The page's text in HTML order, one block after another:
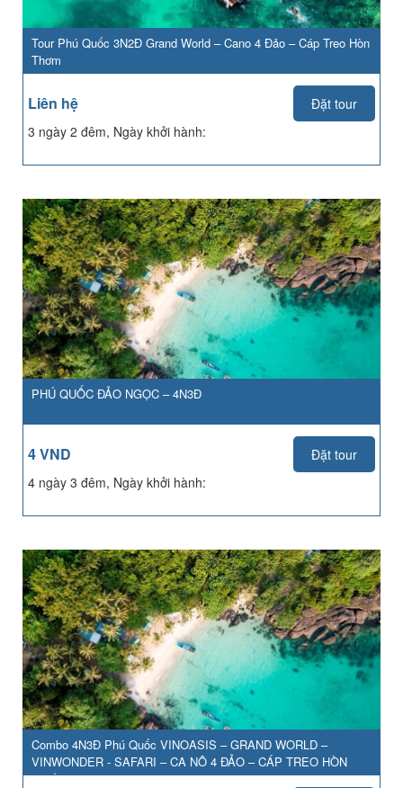
Tour Phú Quốc 3N2Đ Grand World – Cano 4 Đảo – Cáp Treo Hòn
Thơm
Liên hệ
Đặt tour
3 ngày 2 đêm, Ngày khởi hành:
PHÚ QUỐC ĐẢO NGỌC – 4N3Đ
4 VND
Đặt tour
4 ngày 3 đêm, Ngày khởi hành:
Combo 4N3Đ Phú Quốc VINOASIS – GRAND WORLD –
VINWONDER - SAFARI – CA NÔ 4 ĐẢO – CÁP TREO HÒN
THƠM